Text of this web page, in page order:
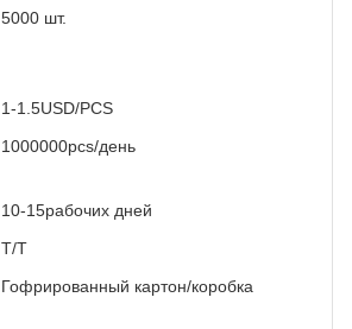
5000 шт.
1-1.5USD/PCS
1000000pcs/день
10-15рабочих дней
Т/Т
Гофрированный картон/коробка